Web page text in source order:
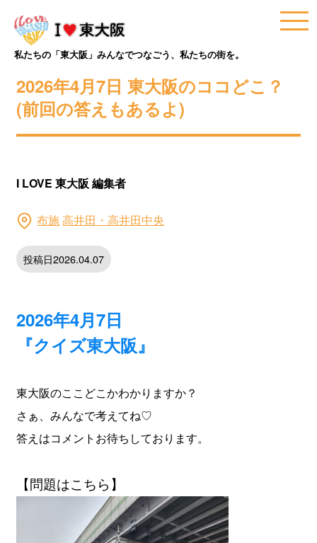
私たちの「東大阪」みんなでつなごう、私たちの街を。
2026年4月7日 東大阪のココどこ？
(前回の答えもあるよ)
I LOVE 東大阪 編集者
布施高井田・高井田中央
投稿日2026.04.07
2026年4月7日
『クイズ東大阪』
東大阪のここどこかわかりますか？
さぁ、みんなで考えてね♡
答えはコメントお待ちしております。
【問題はこちら】